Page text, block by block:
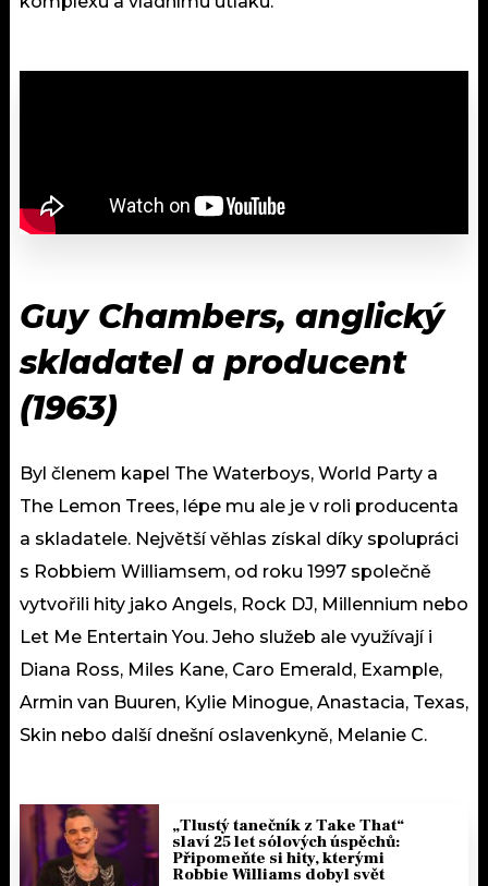
Guy Chambers, anglický
skladatel a producent
(1963)
Byl členem kapel The Waterboys, World Party a
The Lemon Trees, lépe mu ale je v roli producenta
a skladatele. Největší věhlas získal díky spolupráci
s Robbiem Williamsem, od roku 1997 společně
vytvořili hity jako Angels, Rock DJ, Millennium nebo
Let Me Entertain You. Jeho služeb ale využívají i
Diana Ross, Miles Kane, Caro Emerald, Example,
Armin van Buuren, Kylie Minogue, Anastacia, Texas,
Skin nebo další dnešní oslavenkyně, Melanie C.
„Tlustý tanečník z Take That“
slaví 25 let sólových úspěchů:
Připomeňte si hity, kterými
Robbie Williams dobyl svět